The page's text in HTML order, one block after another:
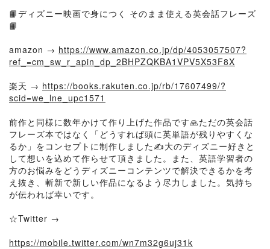
📙ディズニー映画で身につく そのまま使える英会話フレーズ
📙
amazon → https://www.amazon.co.jp/dp/4053057507?
ref_=cm_sw_r_apin_dp_2BHPZQKBA1VPV5X53F8X
楽天 → https://books.rakuten.co.jp/rb/17607499/?
scid=we_lne_upc1571
前作と同様に数年かけて作り上げた作品です🙏ただの英会話
フレーズ本ではなく「どうすれば頭に英単語が残りやすくな
るか」をコンセプトに制作しました✍️大のディズニー好きと
して想いを込めて作らせて頂きました。また、英語学習者の
方のお悩みをどうディズニーコンテンツで解決できるかを考
え抜き、斬新で新しい作品になるよう尽力しました。気持ち
が伝われば幸いです。
☆Twitter →
https://mobile.twitter.com/wn7m32g6uj31k